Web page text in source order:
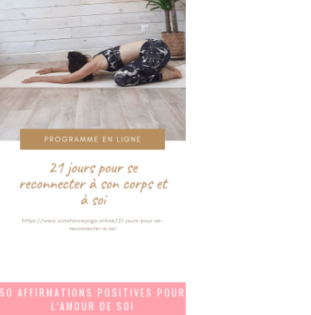
50 AFFIRMATIONS POSITIVES POUR
L’AMOUR DE SOI